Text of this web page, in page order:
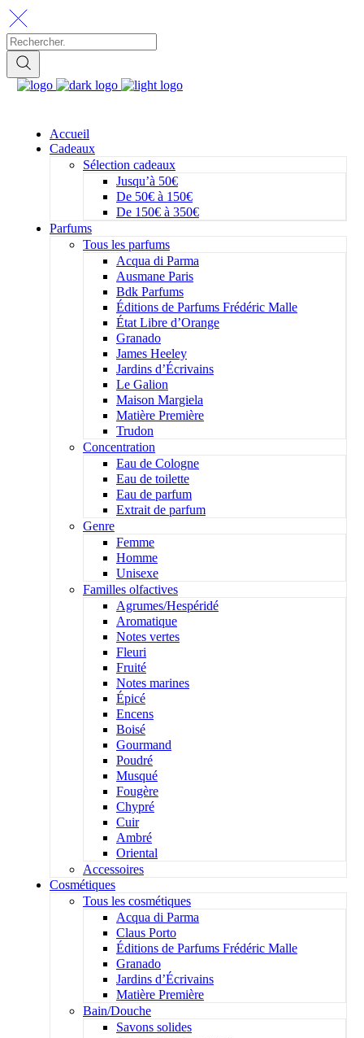
Accueil
Cadeaux
Sélection cadeaux
Jusqu’à 50€
De 50€ à 150€
De 150€ à 350€
Parfums
Tous les parfums
Acqua di Parma
Ausmane Paris
Bdk Parfums
Éditions de Parfums Frédéric Malle
État Libre d’Orange
Granado
James Heeley
Jardins d’Écrivains
Le Galion
Maison Margiela
Matière Première
Trudon
Concentration
Eau de Cologne
Eau de toilette
Eau de parfum
Extrait de parfum
Genre
Femme
Homme
Unisexe
Familles olfactives
Agrumes/Hespéridé
Aromatique
Notes vertes
Fleuri
Fruité
Notes marines
Épicé
Encens
Boisé
Gourmand
Poudré
Musqué
Fougère
Chypré
Cuir
Ambré
Oriental
Accessoires
Cosmétiques
Tous les cosmétiques
Acqua di Parma
Claus Porto
Éditions de Parfums Frédéric Malle
Granado
Jardins d’Écrivains
Matière Première
Bain/Douche
Savons solides